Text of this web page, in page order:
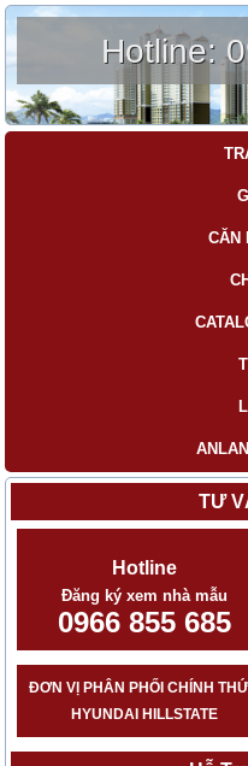
Hotline:
CĂN
TƯ
Hotline
Đăng ký xem nhà mẫu
0966 855 685
ĐƠN VỊ PHÂN PHỐI CHÍNH
HYUNDAI HILLSTATE